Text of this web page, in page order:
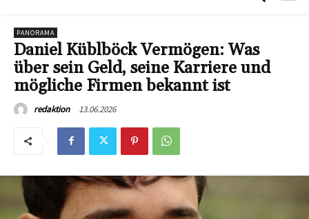
PANORAMA
Daniel Küblböck Vermögen: Was
über sein Geld, seine Karriere und
mögliche Firmen bekannt ist
redaktion 13.06.2026